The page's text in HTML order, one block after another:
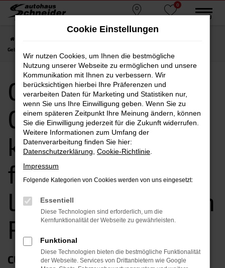
Zum
0
MENÜ
Gebrauchtwagen kaufen, leasen, finanzieren | Lieferservice nach Rosenheim
CUPRA Ateca
Gebrauchtwagen
kaufen, leasen,
finanzieren |
Lieferservice nach
Rosenheim
CUPRA Ateca Gebrauchtwagen – eine
Cookie Einstellungen
Wir nutzen Cookies, um Ihnen die bestmögliche
Nutzung unserer Webseite zu ermöglichen und unsere
Kommunikation mit Ihnen zu verbessern. Wir
berücksichtigen hierbei Ihre Präferenzen und
verarbeiten Daten für Marketing und Statistiken nur,
wenn Sie uns Ihre Einwilligung geben. Wenn Sie zu
einem späteren Zeitpunkt Ihre Meinung ändern, können
Sie die Einwilligung jederzeit für die Zukunft widerrufen.
Weitere Informationen zum Umfang der
Datenverarbeitung finden Sie hier:
Datenschutzerklärung Cookie-Richtlinie
Impressum
Folgende Kategorien von Cookies werden von uns eingesetzt:
Essentiell
Diese Technologien sind erforderlich, um die
Kernfunktionalität der Webseite zu gewährleisten.
Funktional
Diese Technologien bieten die bestmögliche Funktionalität
der Webseite. Services von Drittanbietern wie Google